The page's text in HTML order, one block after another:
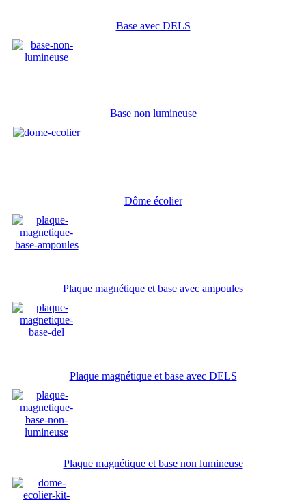
Base avec DELS
Base non lumineuse
Dôme écolier
Plaque magnétique et base avec ampoules
Plaque magnétique et base avec DELS
Plaque magnétique et base non lumineuse